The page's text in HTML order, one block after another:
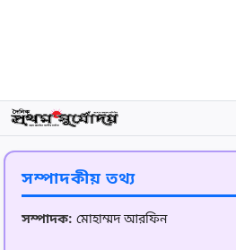
সম্পাদকীয় তথ্য
সম্পাদক: মোহাম্মদ আরফিন